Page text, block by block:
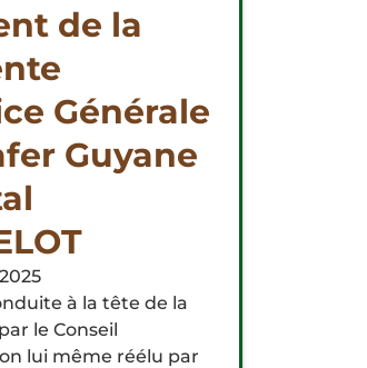
de la
Générale
Guyane
à la tête de la
le Conseil
lui même réélu par